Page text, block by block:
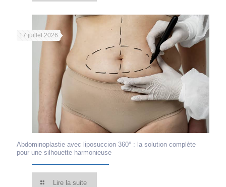
17 juillet 2026
Abdominoplastie avec liposuccion 360° : la solution complète
pour une silhouette harmonieuse
Lire la suite